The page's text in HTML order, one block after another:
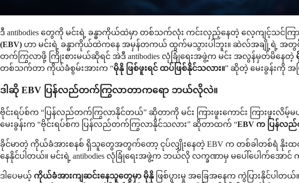
ဒီ antibodies တွေကို မင်းရဲ့ ခန္ဓာကိုယ်ထဲမှာ တစ်သက်လုံး ကင်းလှည့်နေတဲ့ လေ့ကျင့်သင်ကြာ
(EBV) ဟာ မင်းရဲ့ ခန္ဓာကိုယ်ထဲကနေ အမှန်တကယ် ထွက်မသွားပါဘူး။ ဆဲလ်အချို့ရဲ့ အတွင်
တက်ကြွလာဖို့ ကြိုးစားမယ်ဆိုရင် အဲဒီ antibodies လုံခြုံရေးအဖွဲ့က မင်း အလွန်မှတ်မိနေတဲ့
တစ်သက်တာ ကိုယ်ခံစွမ်းအားက “မိုနို ဖြစ်ဖူးရင် ထပ်ဖြစ်နိုင်သလား။” ဆိုတဲ့ မေးခွန်းကို အ
ဒါဆို EBV ပြန်လည်တက်ကြွလာတာကရော ဘယ်လိုလဲ။
ဗိုင်းရပ်စ်က “ပြန်လည်တက်ကြွလာနိုင်တယ်” ဆိုတာကို မင်း ကြားဖူးကောင်း ကြားဖူးလိမ့်
မေးခွန်းက “ဗိုင်းရပ်စ်က ပြန်လည်တက်ကြွလာနိုင်သလား” ဆိုတာထက် “EBV က ပြန်လည်
ခိုင်မာတဲ့ ကိုယ်ခံအားစနစ် ရှိသူတွေအတွက်တော့ ငုပ်လျှိုးနေတဲ့ EBV က တစ်ခါတစ်ရံ နိုးထလ
နေနိုင်ပါတယ်။ မင်းရဲ့ antibodies လုံခြုံရေးအဖွဲ့က ဘယ်လို လက္ခဏာမှ မပေါ်ပေါက်အောင်
ဒါပေမယ့် ကိုယ်ခံအားကျဆင်းနေသူတွေမှာ မိုနိုဖြစ်ပွားမှု အခြေအနေက ကွဲပြားနိုင်ပါ